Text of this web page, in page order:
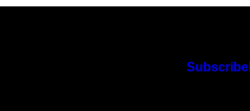
Subscribe